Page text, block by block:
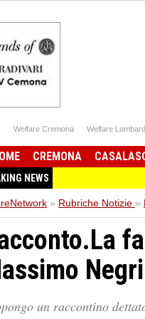
Welfare Cremona Welfare
CREMONA
NEWS
» Rubriche Notizie »
Negri
un raccontino